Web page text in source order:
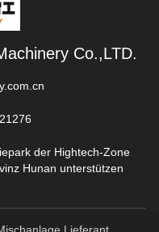
Co.,LTD.
der Hightech-Zone
Hunan unterstützen